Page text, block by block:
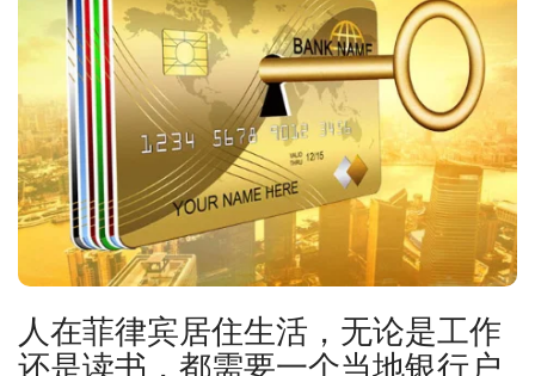
人在菲律宾居住生活，无论是工作
还是读书，都需要一个当地银行户